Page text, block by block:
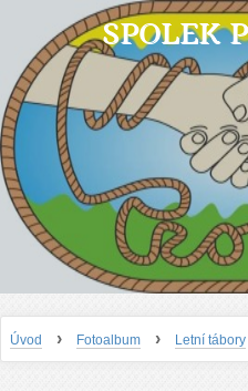
SPOLEK
Úvod › Fotoalbum › Letní tábory